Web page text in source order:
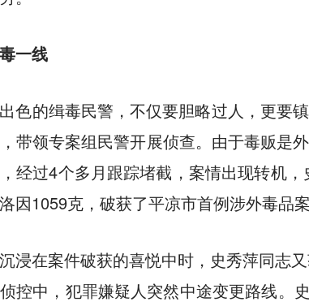
一线
色的缉毒民警，不仅要胆略过人，更要
带领专案组民警开展侦查。由于毒贩是
经过4个多月跟踪堵截，案情出现转机
因1059克，破获了平凉市首例涉外毒品案
浸在案件破获的喜悦中时，史秀萍同志
控中，犯罪嫌疑人突然中途变更路线。